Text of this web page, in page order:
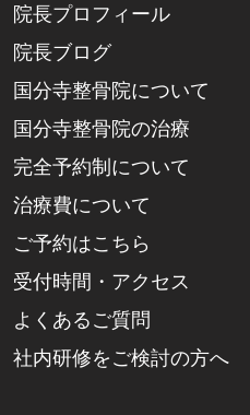
院長プロフィール
院長ブログ
国分寺整骨院について
国分寺整骨院の治療
完全予約制について
治療費について
ご予約はこちら
受付時間・アクセス
よくあるご質問
社内研修をご検討の方へ